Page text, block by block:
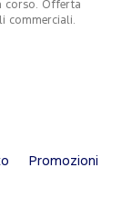
corso. Offerta
commerciali.
Promozioni